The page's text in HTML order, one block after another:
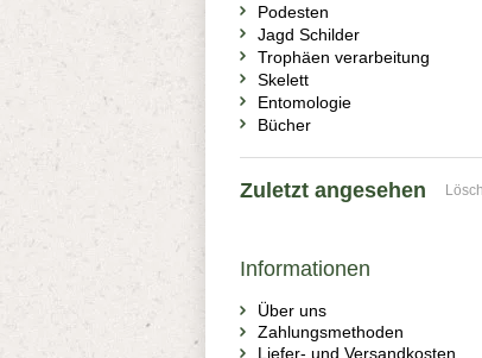
Podesten
Jagd Schilder
Trophäen verarbeitung
Skelett
Entomologie
Bücher
Zuletzt angesehen
Informationen
Über uns
Zahlungsmethoden
Liefer- und Versandkosten